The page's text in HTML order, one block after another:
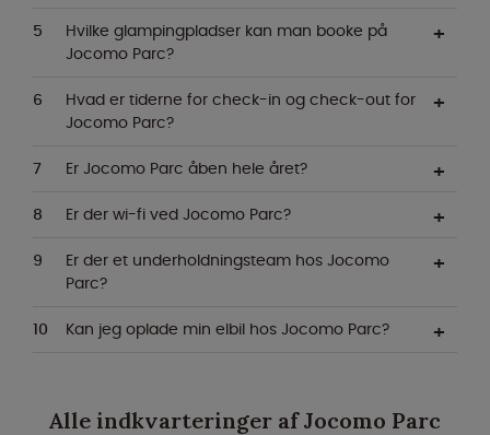
Hvilke glampingpladser kan man booke på
Jocomo Parc?
Hvad er tiderne for check-in og check-out for
Jocomo Parc?
Er Jocomo Parc åben hele året?
Er der wi-fi ved Jocomo Parc?
Er der et underholdningsteam hos Jocomo
Parc?
Kan jeg oplade min elbil hos Jocomo Parc?
Alle indkvarteringer af Jocomo Parc